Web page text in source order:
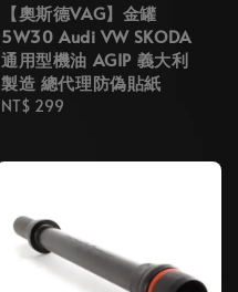
【奧斯德VAG】金罐
5W30 Audi VW SKODA
通用型機油 AGIP 義大利
製造 總代理防偽貼紙
Regular
NT$ 299